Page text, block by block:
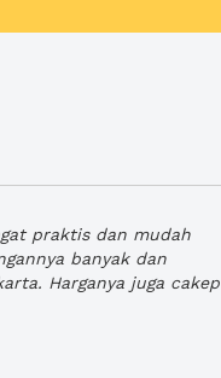
praktis dan mudah
banyak dan
Harganya juga cakep